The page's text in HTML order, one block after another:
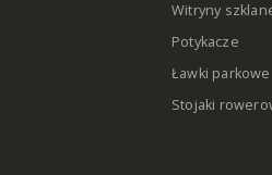
Witryny
Potykacze
Ławki parkowe
Stojaki